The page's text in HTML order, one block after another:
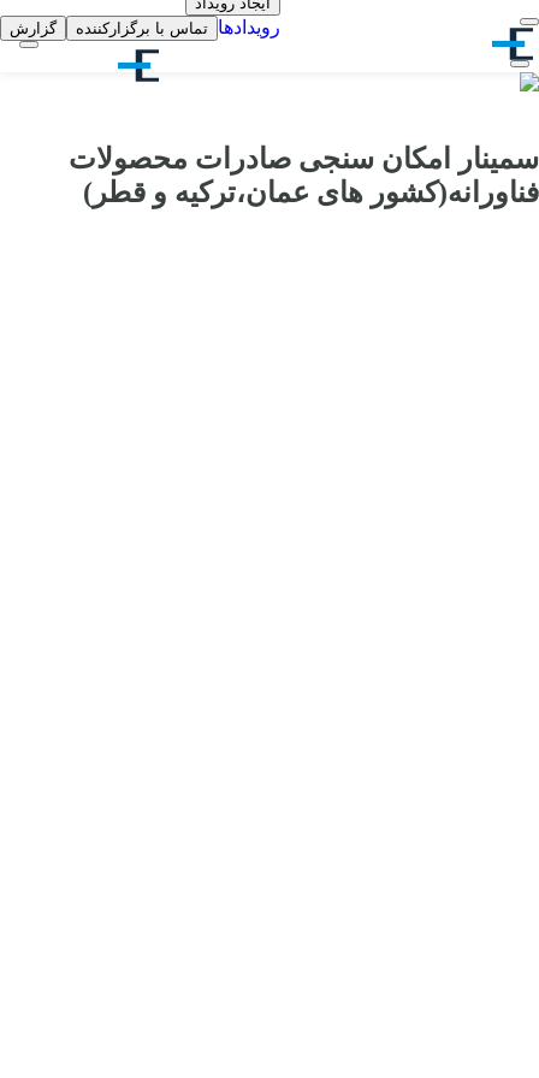
رویدادها تماس با برگزارکننده گزارش
سمینار امکان سنجی صادرات محصولات
فناورانه(کشور های عمان،ترکیه و قطر)